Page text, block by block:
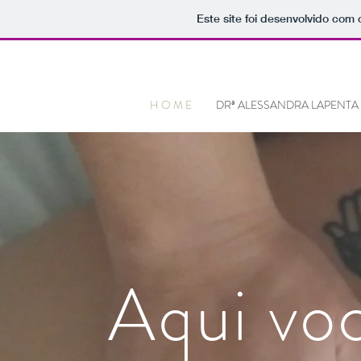
Este site foi desenvolvido
H O M E DRª ALESSANDRA LAPENTA
Aqui